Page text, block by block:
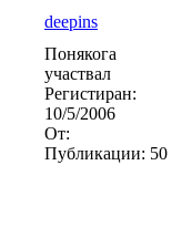
deepins
Понякога
участвал
Регистиран:
10/5/2006
От:
Публикации: 50